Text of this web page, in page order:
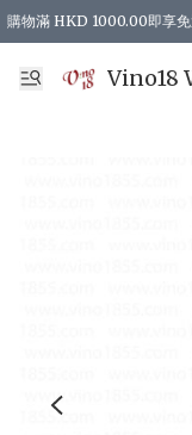
購物滿 HKD 1000.00即享
Vino18